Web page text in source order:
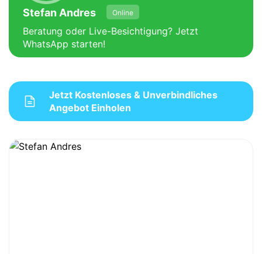
Stefan Andres Online
Beratung oder Live-Besichtigung? Jetzt
WhatsApp starten!
Jetzt Kostenloses & Unverbindliches
Angebot Einholen